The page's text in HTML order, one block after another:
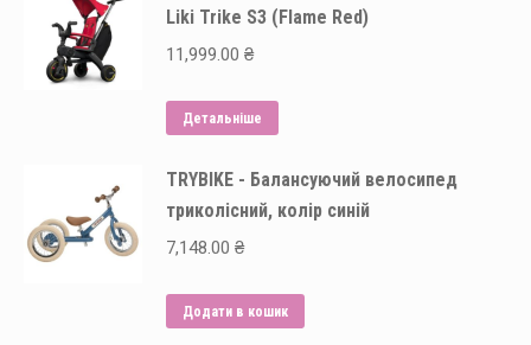
Liki Trike S3 (Flame Red)
11,999.00 ₴
Детальніше
TRYBIKE - Балансуючий велосипед
триколісний, колір синій
7,148.00 ₴
Додати в кошик